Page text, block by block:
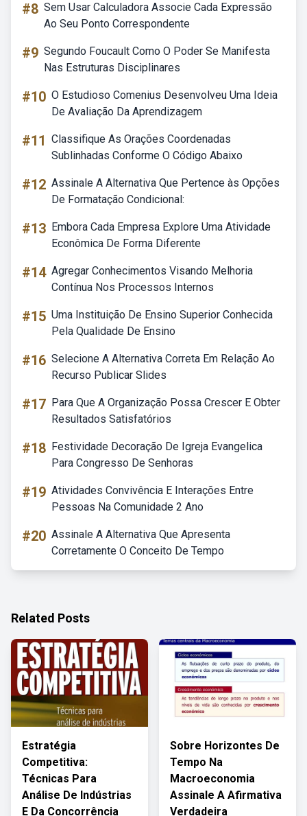
#8 Sem Usar Calculadora Associe Cada Expressão
Ao Seu Ponto Correspondente
#9 Segundo Foucault Como O Poder Se Manifesta
Nas Estruturas Disciplinares
#10 O Estudioso Comenius Desenvolveu Uma Ideia
De Avaliação Da Aprendizagem
#11 Classifique As Orações Coordenadas
Sublinhadas Conforme O Código Abaixo
#12 Assinale A Alternativa Que Pertence às Opções
De Formatação Condicional:
#13 Embora Cada Empresa Explore Uma Atividade
Econômica De Forma Diferente
#14 Agregar Conhecimentos Visando Melhoria
Contínua Nos Processos Internos
#15 Uma Instituição De Ensino Superior Conhecida
Pela Qualidade De Ensino
#16 Selecione A Alternativa Correta Em Relação Ao
Recurso Publicar Slides
#17 Para Que A Organização Possa Crescer E Obter
Resultados Satisfatórios
#18 Festividade Decoração De Igreja Evangelica
Para Congresso De Senhoras
#19 Atividades Convivência E Interações Entre
Pessoas Na Comunidade 2 Ano
#20 Assinale A Alternativa Que Apresenta
Corretamente O Conceito De Tempo
Related Posts
Estratégia
Competitiva:
Técnicas Para
Análise De Indústrias
E Da Concorrência
Sobre Horizontes De
Tempo Na
Macroeconomia
Assinale A Afirmativa
Verdadeira